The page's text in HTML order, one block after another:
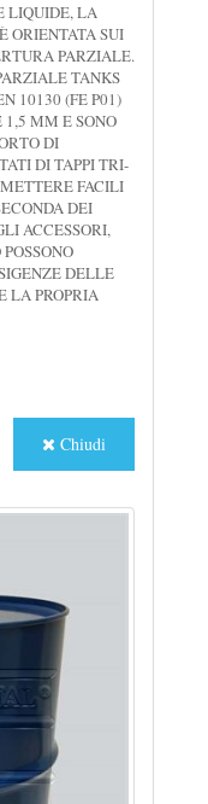
LIQUIDE, LA
ORIENTATA SUI
PARZIALE.
TANKS
10130 (FE P01)
1,5 MM E SONO
DI
DI TAPPI TRI-
FACILI
DEI
ACCESSORI,
DELLE
LA PROPRIA
Chiudi